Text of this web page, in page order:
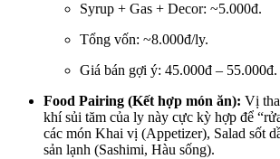
Syrup + Gas + Decor: ~5.000đ.
Tổng vốn: ~8.000đ/ly.
Giá bán gợi ý: 45.000đ – 55.000đ.
Food Pairing (Kết hợp món ăn): Vị
khí sủi tăm của ly này cực kỳ hợp để
các món Khai vị (Appetizer), Salad sốt
sản lạnh (Sashimi, Hàu sống).